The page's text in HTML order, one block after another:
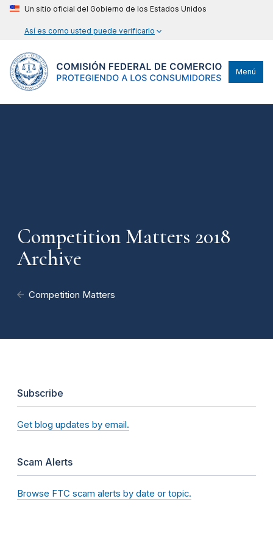
Un sitio oficial del Gobierno de los Estados Unidos
Así es como usted puede verificarlo
Menú
Competition Matters 2018
Archive
Competition Matters
Subscribe
Get blog updates by email.
Scam Alerts
Browse FTC scam alerts by date or topic.